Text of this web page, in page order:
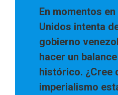
En momentos
Unidos intenta
gobierno
hacer un
histórico. ¿Cree
imperialismo